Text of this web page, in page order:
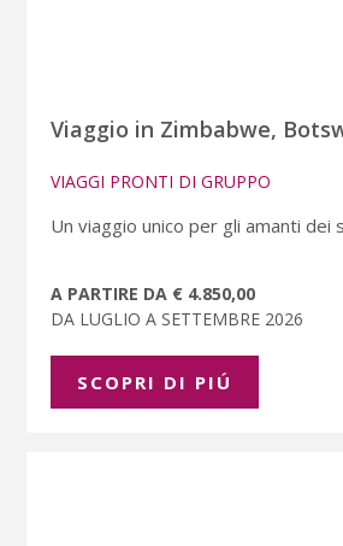
Viaggio in Zimbabwe,
VIAGGI PRONTI DI GRUPPO
Un viaggio unico per gli amanti dei
A PARTIRE DA € 4.850,00
DA LUGLIO A SETTEMBRE 2026
SCOPRI DI PIÚ